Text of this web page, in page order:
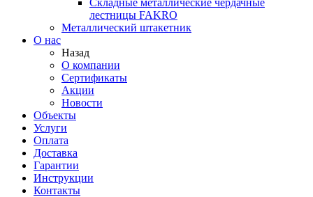
Складные металлические чердачные
лестницы FAKRO
Металлический штакетник
О нас
Назад
О компании
Сертификаты
Акции
Новости
Объекты
Услуги
Оплата
Доставка
Гарантии
Инструкции
Контакты